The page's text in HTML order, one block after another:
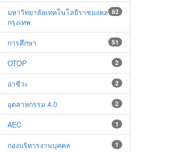
62
มหาวิทยาลัยเทคโนโลยีราชมงคล
กรุงเทพ
51
การศึกษา
2
OTOP
2
อาชีวะ
2
อุตสาหกรรม 4.0
1
AEC
1
กองบริหารงานบุคคล